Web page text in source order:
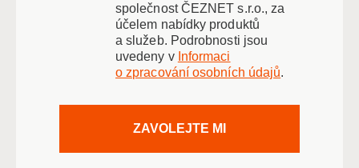
společnost ČEZNET s.r.o., za
účelem nabídky produktů
a služeb. Podrobnosti jsou
uvedeny v Informaci
o zpracování osobních údajů.
ZAVOLEJTE MI